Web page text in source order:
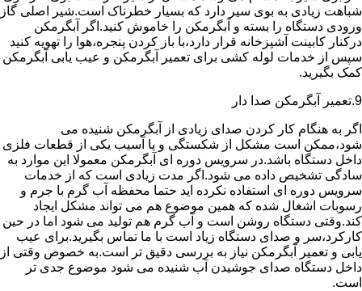
شباهت زیادی به بوی سیر دارد که بسیار خطرناک است.شیر اصلی گاز
ورودی دستگاه را بسته و آبگرمکن را خاموش کنید.اگر آبگرمکن
درکنار کابینت آشپزخانه قرار دارد،با باز کردن پنجره،هوا را تهویه کنید
سپس از خدمات لوله کشی برای تعمیر آبگرمکن و عیب یابی آبگرمکن
کمک بگیرید.
9.تعمیر آبگرمکن صدا دار
اگر به هنگام کار کردن صدای زیادی از آبگرمکن شنیده می
شود،ممکن است مشکل از شکستگی و یا آسیب یکی از قطعات فلزی
داخل دستگاه باشد.در سرویس دوره ای آبگرمکن معمولا این موارد به
سادگی تشخیص داده می شود.اگر مدت زیادی است که از خدمات
سرویس دوره ای استفاده نکرده اید حتما محفظه آب گرم با جرم و
رسوبات اشغال شده که همین موضوع هم می تواند مشکل ایجاد
کند.وقتی دستگاه روشن است و آب گرم هم تولید می شود اما در حین
کارکرد،سر و صدای دستگاه زیاد است با ما تماس بگیرید.برای عیب
یابی و تعمیر آبگرمکن نیاز به بررسی دقیق تر است.به خصوص وقتی از
داخل دستگاه صدای جوشیدن آب شنیده می شود موضوع جدی تر
است.